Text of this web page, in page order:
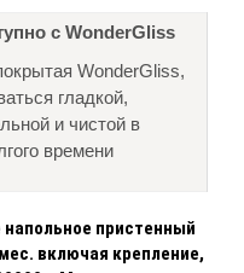
с WonderGliss
WonderGliss,
гладкой,
и чистой в
времени
пристенный
включая крепление,